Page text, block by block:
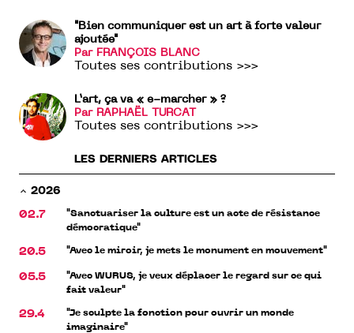
"Bien communiquer est un art à forte valeur
ajoutée"
Par FRANÇOIS BLANC
Toutes ses contributions >>>
L’art, ça va « e-marcher » ?
Par RAPHAËL TURCAT
Toutes ses contributions >>>
LES DERNIERS ARTICLES
2026
02.7
"Sanctuariser la culture est un acte de résistance
démocratique"
20.5 "Avec le miroir, je mets le monument en mouvement"
05.5
"Avec WURUS, je veux déplacer le regard sur ce qui
fait valeur"
29.4
"Je sculpte la fonction pour ouvrir un monde
imaginaire"